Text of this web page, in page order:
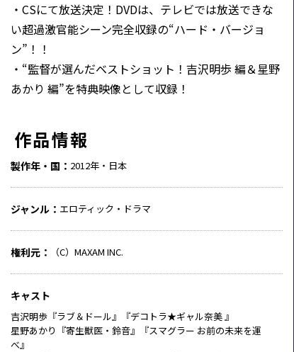
・CSにて放送決定！DVDは、テレビでは放送できな
い超過激官能シーン完全収録の“ハード・バージョ
ン”！！
・“監督が選んだベストショット！吉沢明歩 編＆星野
あかり 編”を特典映像として収録！
作品情報
製作年・国 2012年・日本
ジャンル エロティック・ドラマ
権利元 （C）MAXAM INC.
キャスト
吉沢明歩『ラブ＆ドール』『デコトラ★ギャル奈美 』
星野あかり『寄生獣医・鈴音』『スマグラー お前の未来を運
べ』